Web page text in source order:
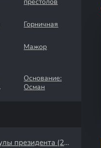
Горничная
Мажор
Основание:
Осман
Каникулы президента (2018)